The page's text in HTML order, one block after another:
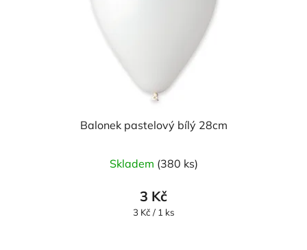
Balonek pastelový bílý 28cm
Skladem (380 ks)
3 Kč
Měrná
3 Kč / 1 ks